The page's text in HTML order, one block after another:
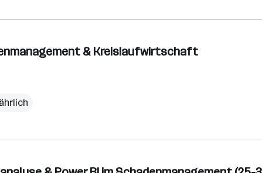
& Kreislaufwirtschaft